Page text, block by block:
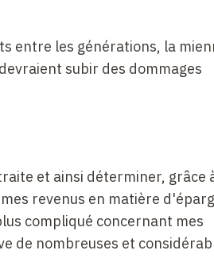
entre les générations, la
subir des dommages
et ainsi déterminer, grâce
revenus en matière
compliqué concernant mes
de nombreuses et